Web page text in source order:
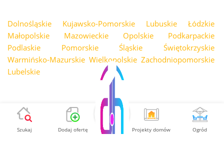
Dolnośląskie Kujawsko-Pomorskie Lubuskie
Łódzkie
Małopolskie
Mazowieckie Opolskie
Podkarpackie
Podlaskie
Pomorskie Śląskie
Świętokrzyskie
Warmińsko-Mazurskie Wielkopolskie Zachodniopomorskie
Lubelskie
Szukaj Dodaj ofertę Projekty domów Ogród